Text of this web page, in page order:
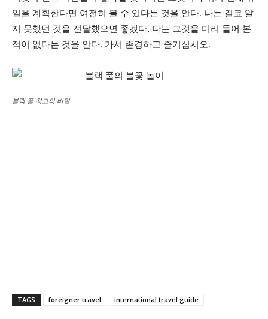
일을 계획한다면 여전히 볼 수 있다는 것을 안다. 나는 결코 알
지 못했던 것을 전달했으면 좋겠다. 나는 그것을 미리 들어 본
적이 없다는 것을 안다. 가서 존경하고 즐기십시오.
블랙 풀 최고의 비밀
TAGS foreigner travel international travel guide